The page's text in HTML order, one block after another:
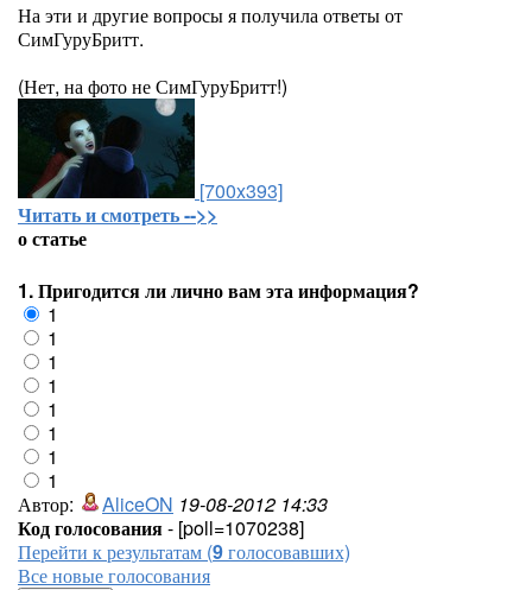
На эти и другие вопросы я получила ответы от
СимГуруБритт.
(Нет, на фото не СимГуруБритт!)
[700x393]
Читать и смотреть -->>
о статье
1. Пригодится ли лично вам эта информация?
1
1
1
1
1
1
1
1
Автор:
AliceON 19-08-2012 14:33
Код голосования- [poll=1070238]
Перейти к результатам (9голосовавших)
Все новые голосования